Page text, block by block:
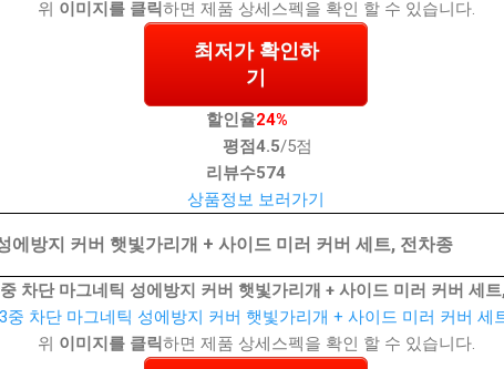
위 이미지를 클릭하면 제품 상세스펙을 확인 할 수 있습니다.
최저가 확인하
기
할인율24%
평점4.5/5점
리뷰수574
상품정보 보러가기
에방지 커버 햇빛가리개 + 사이드 미러 커버 세트, 전차종
차단 마그네틱 성에방지 커버 햇빛가리개 + 사이드 미러 커버 세
위 이미지를 클릭하면 제품 상세스펙을 확인 할 수 있습니다.